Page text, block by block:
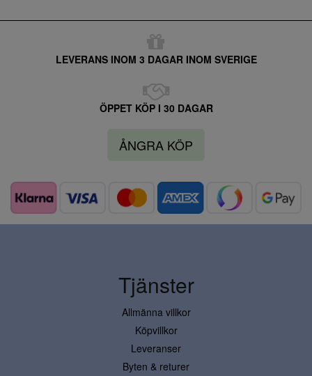
LEVERANS INOM 3 DAGAR INOM SVERIGE
ÖPPET KÖP I 30 DAGAR
ÅNGRA KÖP
Tjänster
Allmänna villkor
Köpvillkor
Leveranser
Byten & returer